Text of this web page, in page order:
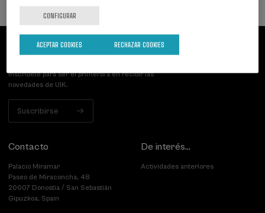
Suscríbete a nuestro boletín
Inscríbete para ser el primero/a en recibir las
novedades de UIK.
Suscribirse
Contacto
Palacio Miramar
Paseo de Miraconcha, 48
20007 Donostia / San Sebastián
Gipuzkoa, Spain
De interés...
Actividades anteriores
CONFIGURAR
RECHAZAR COOKIES
ACEPTAR COOKIES